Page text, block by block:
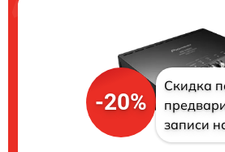
-20%
Скидка
записи